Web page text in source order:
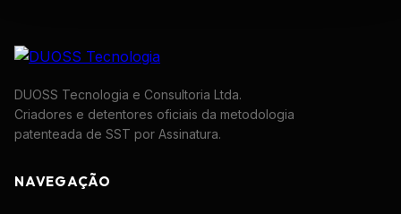
DUOSS Tecnologia e Consultoria Ltda.
Criadores e detentores oficiais da metodologia
patenteada de SST por Assinatura.
NAVEGAÇÃO